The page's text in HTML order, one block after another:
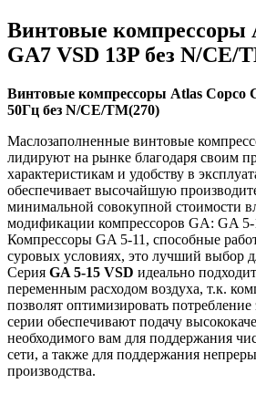
Винтовые компрессоры
GA7 VSD 13P без N/СЕ/
Винтовые компрессоры Atlas Copco
50Гц без N/СЕ/TM(270)
Маслозаполненные винтовые
лидируют на рынке благодаря своим
характеристикам и удобству в
обеспечивает высочайшую
минимальной совокупной стоимости
модификации компрессоров GA: GA 5-
Компрессоры GA 5-11, способные
суровых условиях, это лучший выбор
Серия GA 5-15 VSD идеально
переменным расходом воздуха, т.к.
позволят оптимизировать
серии обеспечивают подачу
необходимого вам для поддержания
сети, а также для поддержания
производства.